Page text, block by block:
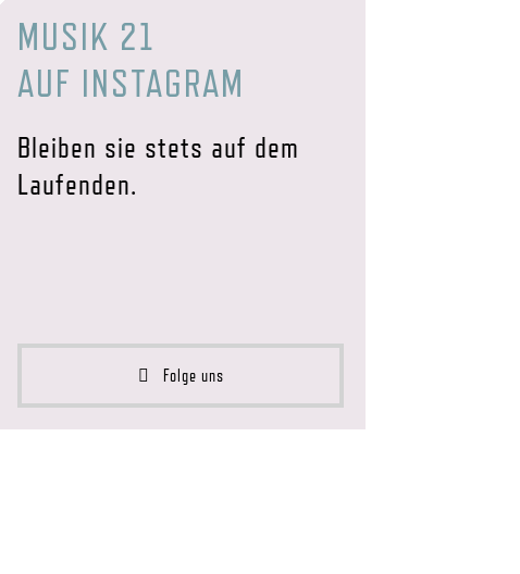
MUSIK 21
AUF INSTAGRAM
Bleiben sie stets auf dem
Laufenden.
Folge uns